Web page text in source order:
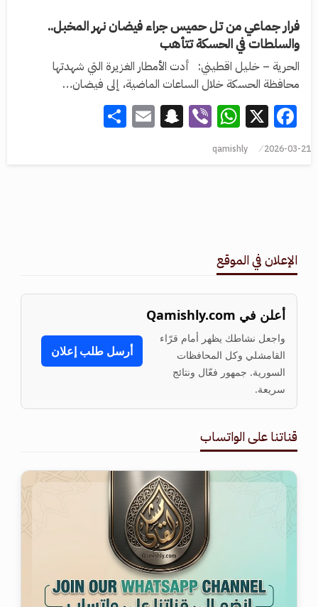
فرار جماعي من تل حميس جراء فيضان نهر المخبل..
والسلطات في الحسكة تتأهب
الحرية – خليل اقطيني: أدت الأمطار الغزيرة التي شهدتها
محافظة الحسكة خلال الساعات الماضية، إلى فيضان…
Facebook
X
WhatsApp
Viber
Snapchat
Email
2026-03-21
qamishly
الإعلان في الموقع
أعلن في Qamishly.com
واجعل نشاطك يظهر أمام قرّاء
القامشلي وكل المحافظات
السورية. جمهور فعّال ونتائج
سريعة.
أرسل طلب إعلان
قناتنا على الواتساب